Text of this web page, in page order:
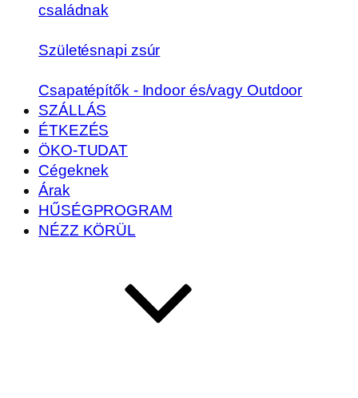
családnak
Születésnapi zsúr
Csapatépítők - Indoor és/vagy Outdoor
SZÁLLÁS
ÉTKEZÉS
ÖKO-TUDAT
Cégeknek
Árak
HŰSÉGPROGRAM
NÉZZ KÖRÜL